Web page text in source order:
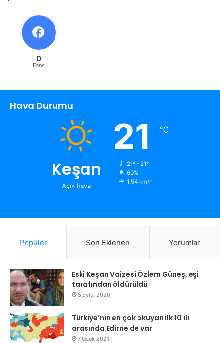
0
Fans
Hava Durumu
Keşan
Açık hava
21 ℃
21º - 21º
60%
1.54 km/h
Popüler Son Eklenen Yorumlar
Eski Keşan Vaizesi Özlem Güneş, eşi
tarafından öldürüldü
5 Eylül 2020
Türkiye’nin en çok okuyan ilk 10 ili
arasında Edirne de var
7 Ocak 2021